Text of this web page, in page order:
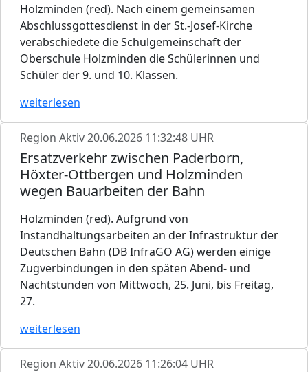
Holzminden (red). Nach einem gemeinsamen
Abschlussgottesdienst in der St.-Josef-Kirche
verabschiedete die Schulgemeinschaft der
Oberschule Holzminden die Schülerinnen und
Schüler der 9. und 10. Klassen.
weiterlesen
Region Aktiv20.06.2026 11:32:48 UHR
Ersatzverkehr zwischen Paderborn,
Höxter-Ottbergen und Holzminden
wegen Bauarbeiten der Bahn
Holzminden (red). Aufgrund von
Instandhaltungsarbeiten an der Infrastruktur der
Deutschen Bahn (DB InfraGO AG) werden einige
Zugverbindungen in den späten Abend- und
Nachtstunden von Mittwoch, 25. Juni, bis Freitag,
27.
weiterlesen
Region Aktiv20.06.2026 11:26:04 UHR